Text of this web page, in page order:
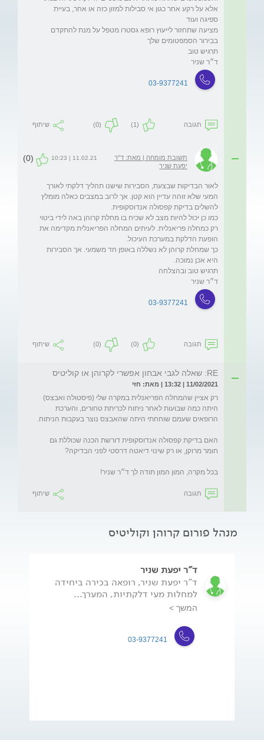
אלא על רקע אחר כגון אי סבילות למזון כזה או אחר, בעיית
מציעה שתחזור לייעוץ רופא גסטרו מטפל על מנת להתקדם
ד״ר שניר
03-9377241
תגובה (1)
(0) שיתוף
תשובת מומחה | מאת: ד"ר
יפעת שניר
11.02.21 | 10:23
(0)
לאור הבדיקות שבצעת, הסבירות שישנו תהליך דלקתי לאורך
המעי שלא זוהה עדיין הוא קטן. אך לרוב במצבים כאלה מומלץ
כמו כן יכול להיות מצב לא שכיח בו מחלת קרוהן באה לידי ביטוי
רק כמחלה פריאנלית. לעיתים המחלה הפריאנלית מקדימה את
כך שמחלת קרוהן לא נשללה באופן חד משמעי. אך הסבירות
ד״ר שניר
03-9377241
תגובה (0)
(0) שיתוף
RE: שאלה לגבי אבחון אפשרי לקרוהן או קוליטיס
11/02/2021 | 13:32 | מאת: חזי
רק אציין שהמחלה הפריאנלית במקרה שלי (פיסטולה ואבצס)
היתה כמה שבועות לאחר ניתוח לכריתת טחורים, והערכת
האם בדיקת קפסולה אנדוסקופית דורשת הכנה שכוללת גם
בכל מקרה, המון המון תודה לך ד״ר שניר!
תגובה שיתוף
מנהל פורום קרוהן וקוליטיס
ד"ר יפעת שניר
ד"ר יפעת שניר, רופאה בכירה ביחידה
למחלות מעי דלקתיות, המערך...
המשך >
03-9377241